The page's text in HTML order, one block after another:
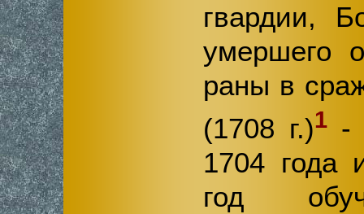
гвардии,
умершего
раны в
(1708 г.)1-
1704 года
год